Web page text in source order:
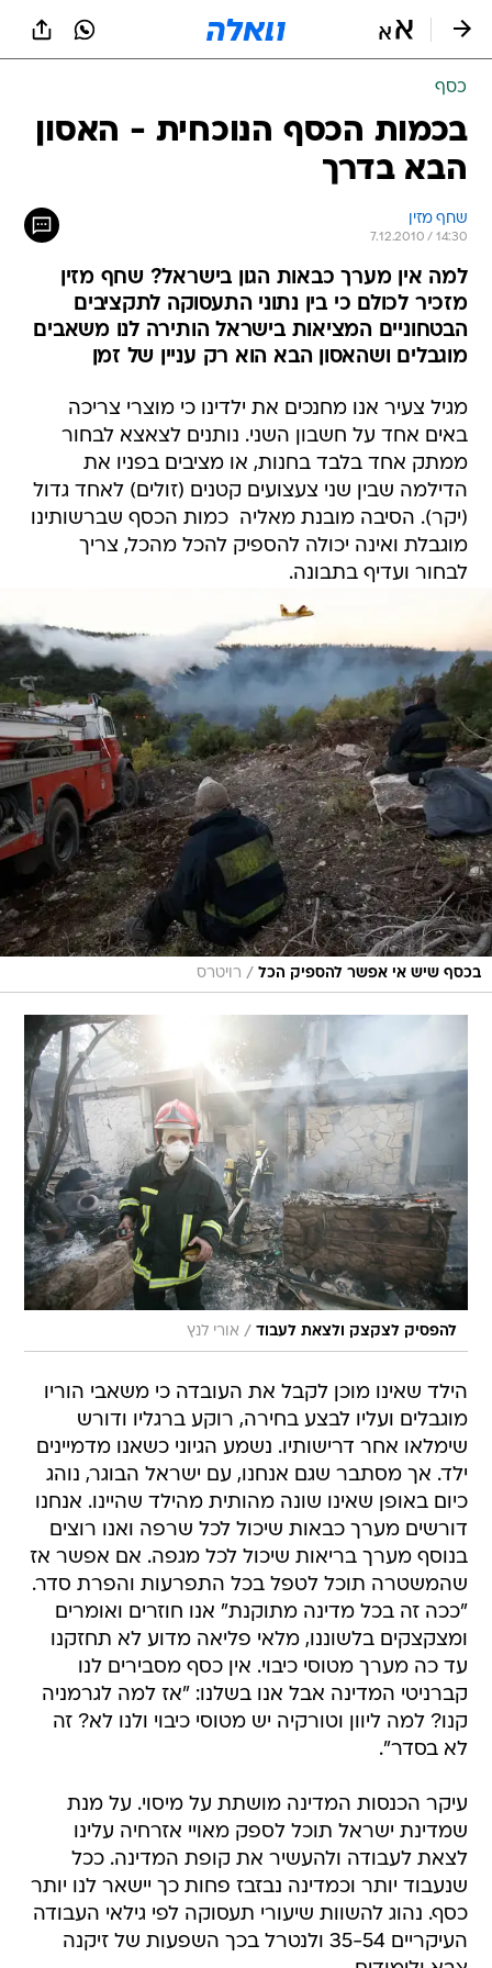
כסף
בכמות הכסף הנוכחית - האסון
הבא בדרך
שחף מזין
7.12.2010 / 14:30
למה אין מערך כבאות הגון בישראל? שחף מזין
מזכיר לכולם כי בין נתוני התעסוקה לתקציבים
הבטחוניים המציאות בישראל הותירה לנו משאבים
מוגבלים ושהאסון הבא הוא רק עניין של זמן
מגיל צעיר אנו מחנכים את ילדינו כי מוצרי צריכה
באים אחד על חשבון השני. נותנים לצאצא לבחור
ממתק אחד בלבד בחנות, או מציבים בפניו את
הדילמה שבין שני צעצועים קטנים (זולים) לאחד גדול
(יקר). הסיבה מובנת מאליה  כמות הכסף שברשותינו
מוגבלת ואינה יכולה להספיק להכל מהכל, צריך
לבחור ועדיף בתבונה.
בכסף שיש אי אפשר להספיק הכל / רויטרס
להפסיק לצקצק ולצאת לעבוד / אורי לנץ
הילד שאינו מוכן לקבל את העובדה כי משאבי הוריו
מוגבלים ועליו לבצע בחירה, רוקע ברגליו ודורש
שימלאו אחר דרישותיו. נשמע הגיוני כשאנו מדמיינים
ילד. אך מסתבר שגם אנחנו, עם ישראל הבוגר, נוהג
כיום באופן שאינו שונה מהותית מהילד שהיינו. אנחנו
דורשים מערך כבאות שיכול לכל שרפה ואנו רוצים
בנוסף מערך בריאות שיכול לכל מגפה. אם אפשר אז
שהמשטרה תוכל לטפל בכל התפרעות והפרת סדר.
"ככה זה בכל מדינה מתוקנת" אנו חוזרים ואומרים
ומצקצקים בלשוננו, מלאי פליאה מדוע לא תחזקנו
עד כה מערך מטוסי כיבוי. אין כסף מסבירים לנו
קברניטי המדינה אבל אנו בשלנו: "אז למה לגרמניה
קנו? למה ליוון וטורקיה יש מטוסי כיבוי ולנו לא? זה
לא בסדר".
עיקר הכנסות המדינה מושתת על מיסוי. על מנת
שמדינת ישראל תוכל לספק מאויי אזרחיה עלינו
לצאת לעבודה ולהעשיר את קופת המדינה. ככל
שנעבוד יותר וכמדינה נבזבז פחות כך יישאר לנו יותר
כסף. נהוג להשוות שיעורי תעסוקה לפי גילאי העבודה
העיקריים 35-54 ולנטרל בכך השפעות של זיקנה